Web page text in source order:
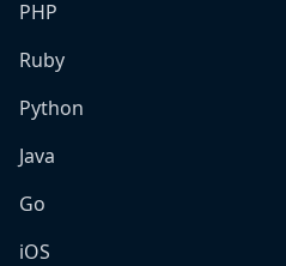
PHP
Ruby
Python
Java
Go
iOS